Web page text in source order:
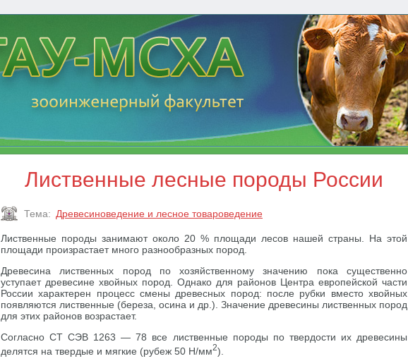
Лиственные лесные породы России
Тема: Древесиноведение и лесное товароведение
Лиственные породы занимают около 20 % площади лесов нашей страны. На этой
площади произрастает много разнообразных пород.
Древесина лиственных пород по хозяйственному значению пока существенно
уступает древесине хвойных пород. Однако для районов Центра европейской части
России характерен процесс смены древесных пород: после рубки вместо хвойных
появляются лиственные (береза, осина и др.). Значение древесины лиственных пород
для этих районов возрастает.
Согласно СТ СЭВ 1263 — 78 все лиственные породы по твердости их древесины
делятся на твердые и мягкие (рубеж 50 Н/мм2).